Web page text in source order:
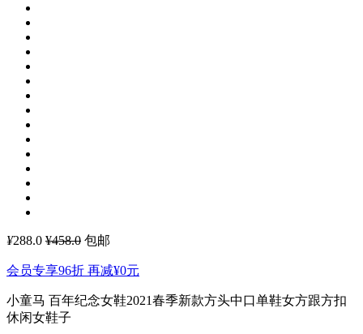
¥288.0 ¥458.0 包邮
会员专享96折 再减¥0元
小童马 百年纪念女鞋2021春季新款方头中口单鞋女方跟方扣
休闲女鞋子